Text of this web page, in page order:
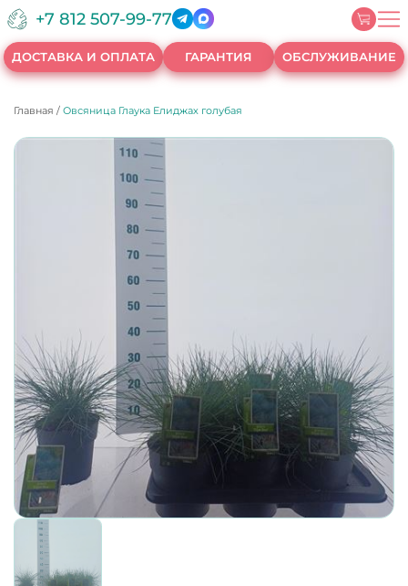
+7 812 507-99-77
ДОСТАВКА И ОПЛАТА ГАРАНТИЯ ОБСЛУЖИВАНИЕ
Главная /Овсяница Глаука Елиджах голубая